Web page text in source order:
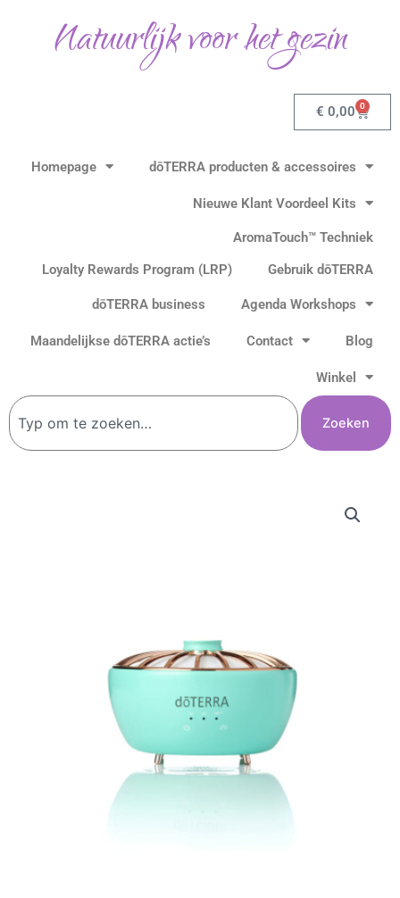
Natuurlijk voor het gezin
€ 0,00 0
Homepage dōTERRA producten & accessoires
Nieuwe Klant Voordeel Kits
AromaTouch™ Techniek
Loyalty Rewards Program (LRP)
Gebruik dōTERRA
dōTERRA business Agenda Workshops
Maandelijkse dōTERRA actie’s Contact Blog
Winkel
Zoeken
Zoeken